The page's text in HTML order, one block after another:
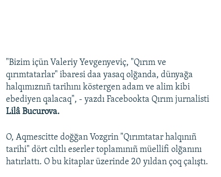
"Bizim içün Valeriy Yevgenyeviç, "Qırım ve
qırımtatarlar" ibaresi daa yasaq olğanda, dünyağa
halqımıznıñ tarihını köstergen adam ve alim kibi
ebediyen qalacaq", - yazdı Facebookta Qırım jurnalisti
Lilâ Bucurova.
O, Aqmescitte doğğan Vozgrin "Qırımtatar halqınıñ
tarihi" dört cıltlı eserler toplamınıñ müellifi olğanını
hatırlattı. O bu kitaplar üzerinde 20 yıldan çoq çalıştı.